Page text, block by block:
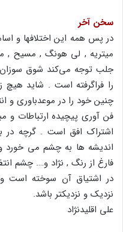
سخن آخر
در پس همه این اختلافها و
میتریه , لی هونگ , مسیح ,
جلب توجه می‌کند شوق سوزان
را فراگرفته است . شاید هیچ
چنین خود را در موعدباوری و
فن آوری پیچیده ارتباطات و
اشتراک افق است . گرچه در
اندیشه ها به چشم می خورد
فارغ از رنگ , نژاد و…. چشم
در اشتیاق آن سوخته است و
نزدیک و نزدیکتر باشد.
علی اقلیدنژاد